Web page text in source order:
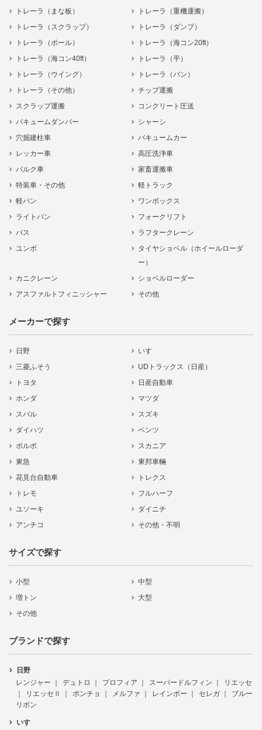
トレーラ（まな板）
トレーラ（重機運搬）
トレーラ（スクラップ）
トレーラ（ダンプ）
トレーラ（ポール）
トレーラ（海コン20ft）
トレーラ（海コン40ft）
トレーラ（平）
トレーラ（ウイング）
トレーラ（バン）
トレーラ（その他）
チップ運搬
スクラップ運搬
コンクリート圧送
バキュームダンパー
シャーシ
穴掘建柱車
バキュームカー
レッカー車
高圧洗浄車
バルク車
家畜運搬車
特装車・その他
軽トラック
軽バン
ワンボックス
ライトバン
フォークリフト
バス
ラフタークレーン
ユンボ
タイヤショベル（ホイールローダ
ー）
カニクレーン
ショベルローダー
アスファルトフィニッシャー
その他
メーカーで探す
日野
いすゞ
三菱ふそう
UDトラックス（日産）
トヨタ
日産自動車
ホンダ
マツダ
スバル
スズキ
ダイハツ
ベンツ
ボルボ
スカニア
東急
東邦車輛
花見台自動車
トレクス
トレモ
フルハーフ
ユソーキ
ダイニチ
アンチコ
その他・不明
サイズで探す
小型
中型
増トン
大型
その他
ブランドで探す
日野
レンジャー
デュトロ プロフィア スーパードルフィン
リエッセ
リエッセⅡ
ポンチョ メルファ レインボー セレガ
ブルー
リボン
いすゞ